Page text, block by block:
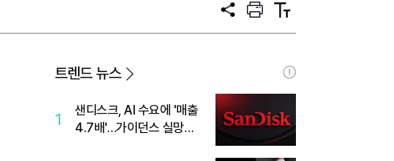
공
프
트
텍
트
트렌드 뉴스
1
샌디스크, AI 수요에 '매출
4.7배'…가이던스 실망에